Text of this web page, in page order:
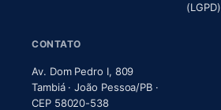
(LGPD)
CONTATO
Av. Dom Pedro I, 809
Tambiá · João Pessoa/PB ·
CEP 58020-538